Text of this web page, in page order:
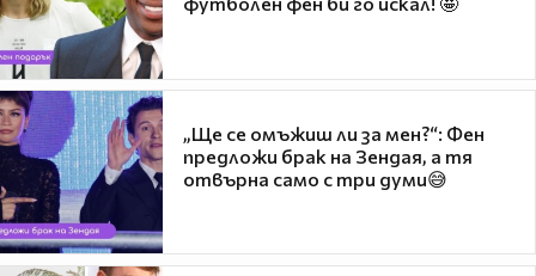
„Ще се омъжиш ли за мен?“: Фен
предложи брак на Зендая, а тя
отвърна само с три думи😅